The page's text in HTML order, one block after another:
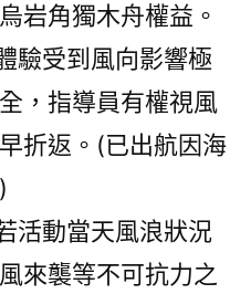
岩角獨木舟權益。
驗受到風向影響極
，指導員有權視風
折返。(已出航因海
活動當天風浪狀況
來襲等不可抗力之